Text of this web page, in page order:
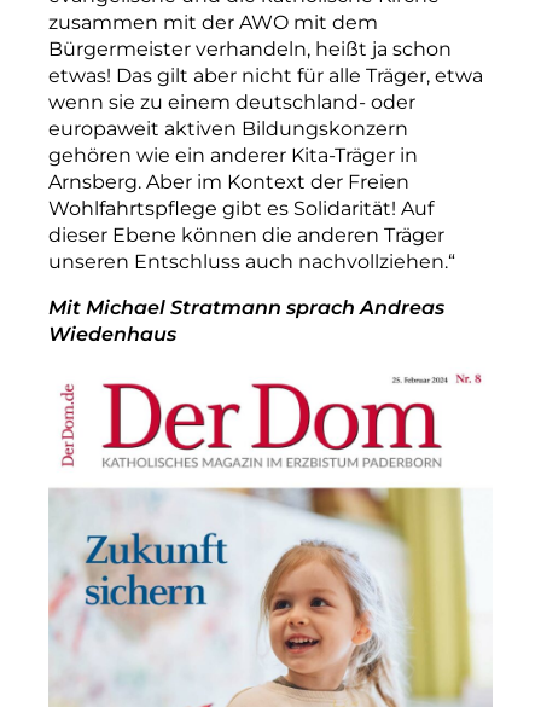
zusammen mit der AWO mit dem
Bürgermeister verhandeln, heißt ja schon
etwas! Das gilt aber nicht für alle Träger, etwa
wenn sie zu einem deutschland- oder
europaweit aktiven Bildungskonzern
gehören wie ein anderer Kita-­Träger in
Arnsberg. Aber im Kontext der Freien
Wohlfahrtspflege gibt es Solidarität! Auf
dieser Ebene können die anderen Träger
unseren Entschluss auch nachvollziehen.“
Mit Michael Stratmann sprach Andreas
Wiedenhaus